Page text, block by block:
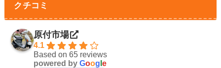
クチコミ
原付市場
4.1
Based on 65 reviews
powered by Goog e